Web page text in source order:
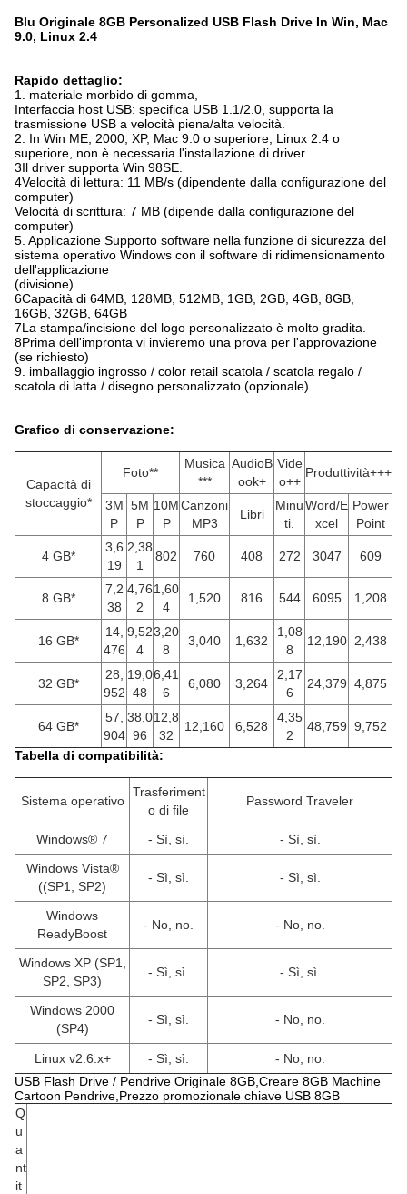
Blu Originale 8GB Personalized USB Flash Drive In Win, Mac
9.0, Linux 2.4
Rapido dettaglio:
1. materiale morbido di gomma,
Interfaccia host USB: specifica USB 1.1/2.0, supporta la
trasmissione USB a velocità piena/alta velocità.
2. In Win ME, 2000, XP, Mac 9.0 o superiore, Linux 2.4 o
superiore, non è necessaria l'installazione di driver.
3Il driver supporta Win 98SE.
4Velocità di lettura: 11 MB/s (dipendente dalla configurazione del
computer)
Velocità di scrittura: 7 MB (dipende dalla configurazione del
computer)
5. Applicazione Supporto software nella funzione di sicurezza del
sistema operativo Windows con il software di ridimensionamento
dell'applicazione
(divisione)
6Capacità di 64MB, 128MB, 512MB, 1GB, 2GB, 4GB, 8GB,
16GB, 32GB, 64GB
7La stampa/incisione del logo personalizzato è molto gradita.
8Prima dell'impronta vi invieremo una prova per l'approvazione
(se richiesto)
9. imballaggio ingrosso / color retail scatola / scatola regalo /
scatola di latta / disegno personalizzato (opzionale)
Grafico di conservazione:
Capacità di
stoccaggio*
Foto**
Musica
***
AudioB
ook+
Vide
o++
Produttività+++
3M
P
5M
P
10M
P
Canzoni
MP3
Libri
Minu
ti.
Word/E
xcel
Power
Point
4 GB*
3,6
19
2,38
1
802 760 408 272 3047 609
8 GB*
7,2
38
4,76
2
1,60
4
1,520 816 544 6095 1,208
16 GB*
14,
476
9,52
4
3,20
8
3,040 1,632
1,08
8
12,190 2,438
32 GB*
28,
952
19,0
48
6,41
6
6,080 3,264
2,17
6
24,379 4,875
64 GB*
57,
904
38,0
96
12,8
32
12,160 6,528
4,35
2
48,759 9,752
Tabella di compatibilità:
Sistema operativo
Trasferiment
o di file
Password Traveler
Windows® 7 - Sì, sì.
- Sì, sì.
Windows Vista®
((SP1, SP2)
- Sì, sì. - Sì, sì.
Windows
ReadyBoost
- No, no. - No, no.
Windows XP (SP1,
SP2, SP3)
- Sì, sì. - Sì, sì.
Windows 2000
(SP4)
- Sì, sì. - No, no.
Linux v2.6.x+ - Sì, sì.
- No, no.
USB Flash Drive / Pendrive Originale 8GB,Creare 8GB Machine
Cartoon Pendrive,Prezzo promozionale chiave USB 8GB
Q
u
a
nt
it